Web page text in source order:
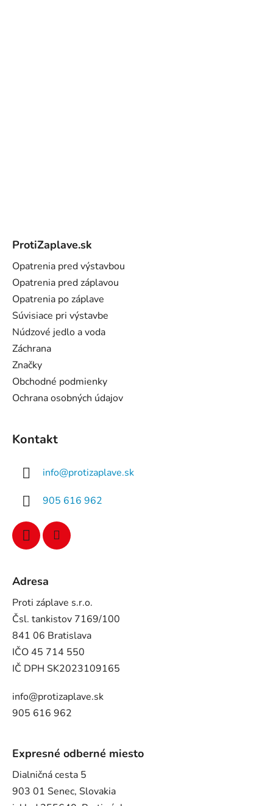
ProtiZaplave.sk
Opatrenia pred výstavbou
Opatrenia pred záplavou
Opatrenia po záplave
Súvisiace pri výstavbe
Núdzové jedlo a voda
Záchrana
Značky
Obchodné podmienky
Ochrana osobných údajov
Kontakt
info@protizaplave.sk
905 616 962
Adresa
Proti záplave s.r.o.
Čsl. tankistov 7169/100
841 06 Bratislava
IČO 45 714 550
IČ DPH SK2023109165
info@protizaplave.sk
905 616 962
Expresné odberné miesto
Dialničná cesta 5
903 01 Senec, Slovakia